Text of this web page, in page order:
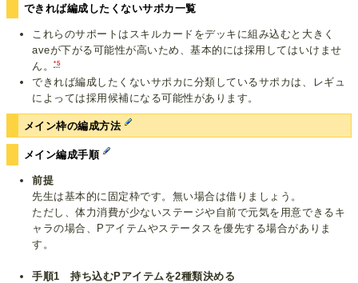
できれば編成したくないサポカ一覧
これらのサポートはスキルカードをデッキに組み込むと大きく
aveが下がる可能性が高いため、基本的には採用してはいけませ
ん。*5
できれば編成したくないサポカに分類しているサポカは、レギュ
によっては採用候補になる可能性があります。
メイン枠の編成方法
メイン編成手順
前提
先生は基本的に固定枠です。無い場合は借りましょう。
ただし、体力消費が少ないステージや自前で元気を用意できるキ
ャラの場合、Pアイテムやステータスを優先する場合がありま
す。
手順1 持ち込むPアイテムを2種類決める